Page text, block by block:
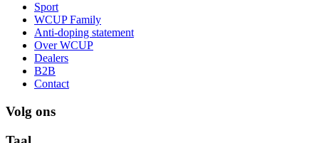
Sport
WCUP Family
Anti-doping statement
Over WCUP
Dealers
B2B
Contact
Volg ons